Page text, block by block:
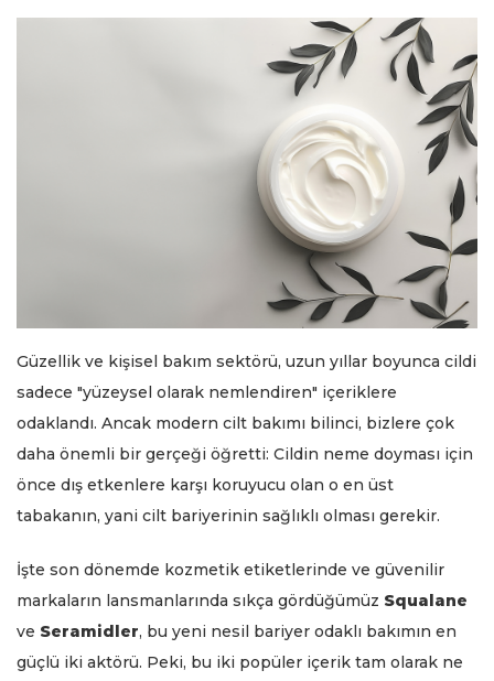
Güzellik ve kişisel bakım sektörü, uzun yıllar boyunca cildi
sadece "yüzeysel olarak nemlendiren" içeriklere
odaklandı. Ancak modern cilt bakımı bilinci, bizlere çok
daha önemli bir gerçeği öğretti: Cildin neme doyması için
önce dış etkenlere karşı koruyucu olan o en üst
tabakanın, yani cilt bariyerinin sağlıklı olması gerekir.
İşte son dönemde kozmetik etiketlerinde ve güvenilir
markaların lansmanlarında sıkça gördüğümüz Squalane
ve Seramidler, bu yeni nesil bariyer odaklı bakımın en
güçlü iki aktörü. Peki, bu iki popüler içerik tam olarak ne